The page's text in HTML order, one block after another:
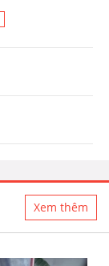
Xem thêm